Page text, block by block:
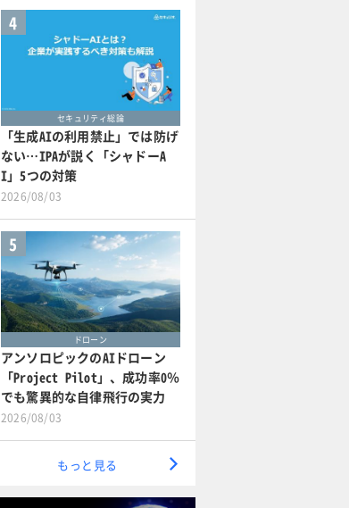
4
セキュリティ総論
「生成AIの利用禁止」では防げ
ない…IPAが説く「シャドーA
I」5つの対策
2026/08/03
5
ドローン
アンソロピックのAIドローン
「Project Pilot」、成功率0％
でも驚異的な自律飛行の実力
2026/08/03
もっと見る